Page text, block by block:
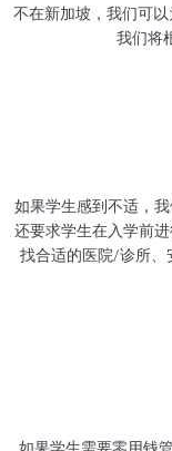
不在新加坡，我们可
我们将
如果学生感到不适，
还要求学生在入学前
找合适的医院/诊所、